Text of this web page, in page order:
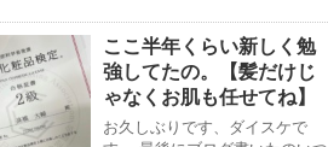
ここ半年くらい新しく勉
強してたの。【髪だけじ
ゃなくお肌も任せてね】
お久しぶりです、ダイスケで